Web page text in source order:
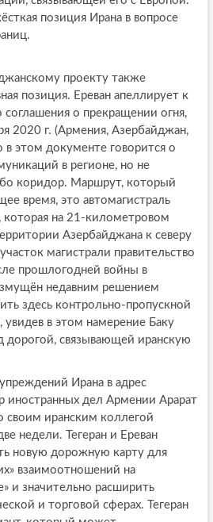
позиция Ирана в вопросе
проекту также
позиция. Ереван апеллирует к
соглашения о прекращении огня,
2020 г. (Армения, Азербайджан,
в этом документе говорится о
в регионе, но не
коридор. Маршрут, который
время, это автомагистраль
которая на 21-километровом
Азербайджана к северу
магистрали правительство
прошлогодней войны в
недавним решением
здесь контрольно-пропускной
в этом намерение Баку
дорогой, связывающей иранскую
Ирана в адрес
иностранных дел Армении Арарат
своим иранским коллегой
недели. Тегеран и Ереван
новую дорожную карту для
взаимоотношений на
и значительно расширить
и торговой сферах. Тегеран